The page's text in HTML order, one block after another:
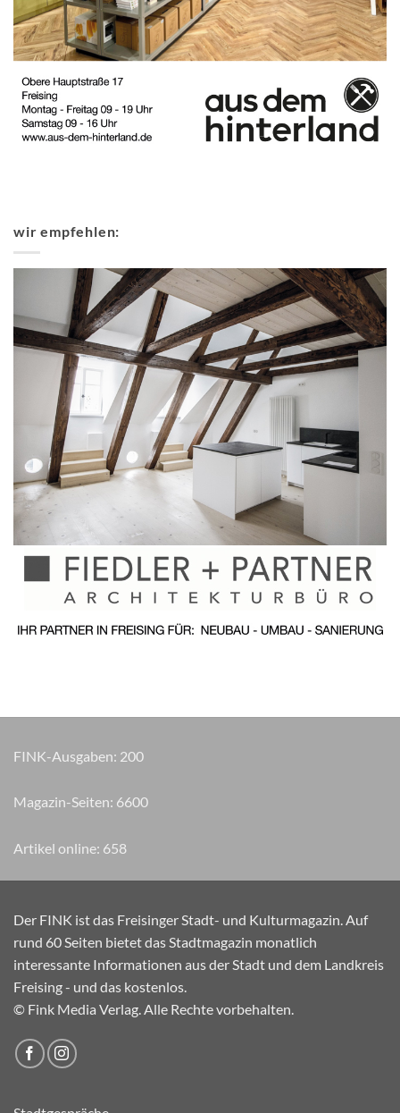
wir empfehlen:
FINK-Ausgaben: 200
Magazin-Seiten: 7945
Artikel online: 658
Der FINK ist das Freisinger Stadt- und Kulturmagazin. Auf
rund 60 Seiten bietet das Stadtmagazin monatlich
interessante Informationen aus der Stadt und dem Landkreis
Freising - und das kostenlos.
© Fink Media Verlag. Alle Rechte vorbehalten.